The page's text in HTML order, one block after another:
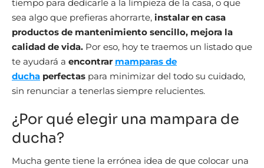
tiempo para dedicarle a la limpieza de la casa, o que
sea algo que prefieras ahorrarte, instalar en casa
productos de mantenimiento sencillo, mejora la
calidad de vida. Por eso, hoy te traemos un listado que
te ayudará a encontrar mamparas de
ducha perfectas para minimizar del todo su cuidado,
sin renunciar a tenerlas siempre relucientes.
¿Por qué elegir una mampara de
ducha?
Mucha gente tiene la errónea idea de que colocar una